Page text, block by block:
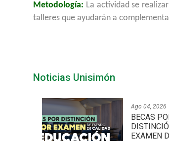
Metodología: La actividad se
talleres que ayudarán a
Noticias Unisimón
Ago 04, 2026
BECAS
EXAMEN